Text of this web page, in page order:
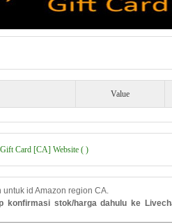
Value
Card [CA] Website ( )
id Amazon region CA.
konfirmasi stok/harga dahulu ke